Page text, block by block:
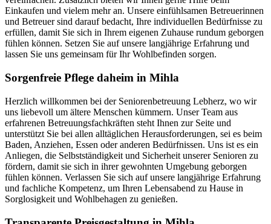
Einkaufen und vielem mehr an. Unsere einfühlsamen Betreuerinnen
und Betreuer sind darauf bedacht, Ihre individuellen Bedürfnisse zu
erfüllen, damit Sie sich in Ihrem eigenen Zuhause rundum geborgen
fühlen können. Setzen Sie auf unsere langjährige Erfahrung und
lassen Sie uns gemeinsam für Ihr Wohlbefinden sorgen.
Sorgenfreie Pflege daheim in Mihla
Herzlich willkommen bei der Seniorenbetreuung Lebherz, wo wir
uns liebevoll um ältere Menschen kümmern. Unser Team aus
erfahrenen Betreuungsfachkräften steht Ihnen zur Seite und
unterstützt Sie bei allen alltäglichen Herausforderungen, sei es beim
Baden, Anziehen, Essen oder anderen Bedürfnissen. Uns ist es ein
Anliegen, die Selbstständigkeit und Sicherheit unserer Senioren zu
fördern, damit sie sich in ihrer gewohnten Umgebung geborgen
fühlen können. Verlassen Sie sich auf unsere langjährige Erfahrung
und fachliche Kompetenz, um Ihren Lebensabend zu Hause in
Sorglosigkeit und Wohlbehagen zu genießen.